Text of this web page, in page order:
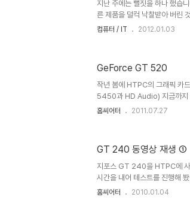
지난 주에는 뻘짓을 하나 했습
른 제품을 덜컥 낙찰받아 버린
만 그 놈의 호기심이 뭔지... ㅡ.
럭시 제품인데 구형에는 여러
뿐입니다. 내부 사진도 찾아서
컴퓨터 / IT 2012.01.03
GeForce GT 520
작년 봄에 HTPC의 그래픽
5450과 HD Audio) 지금까지
스에서 끊기는 경우를 두 번 당
이래 저래 알아 보던 차에 별
한 성능이라는 글(참조:
홈씨어터 2011.07.27
GT 240 동영상 재생 ①
지포스 GT 240을 HTPC에 사
시간을 내어 테스트를 진행해
생의 문제를 보여주기 위해 사
홈씨어터 2010.01.04